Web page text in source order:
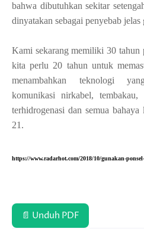
bahwa dibutuhkan sekitar
dinyatakan sebagai penyebab
Kami sekarang memiliki 30 tahun
kita perlu 20 tahun untuk
menambahkan teknologi
komunikasi nirkabel,
terhidrogenasi dan semua
21.
https://www.radarhot.com/2018/10/gunakan-
📄 Unduh PDF